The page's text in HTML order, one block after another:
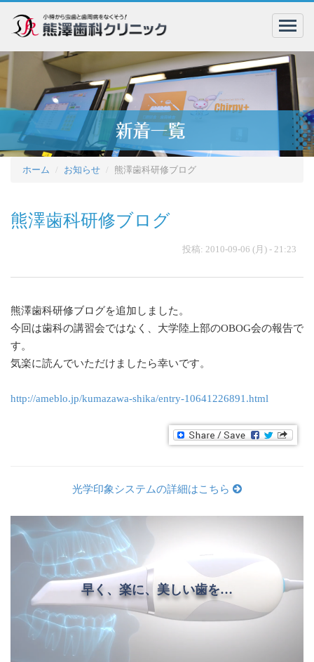
menu
ホーム お知らせ 熊澤歯科研修ブログ
熊澤歯科研修ブログ
投稿: 2010-09-06 (月) - 21:23
熊澤歯科研修ブログを追加しました。
今回は歯科の講習会ではなく、大学陸上部のOBOG会の報告で
す。
気楽に読んでいただけましたら幸いです。
http://ameblo.jp/kumazawa-shika/entry-10641226891.html
光学印象システムの詳細はこちら
早く、楽に、美しい歯を…